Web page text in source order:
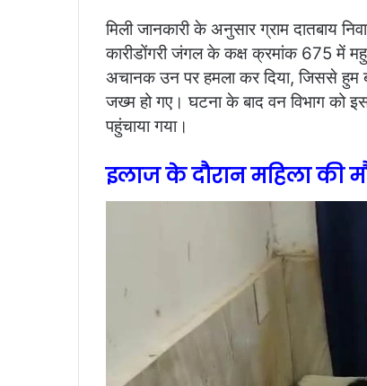
मिली जानकारी के अनुसार ग्राम दातबाय
कारीडोंगरी जंगल के कक्ष क्रमांक 675
अचानक उन पर हमला कर दिया, जिससे हुम
जख्म हो गए। घटना के बाद वन विभाग को
पहुंचाया गया।
इलाज के दौरान महिला की